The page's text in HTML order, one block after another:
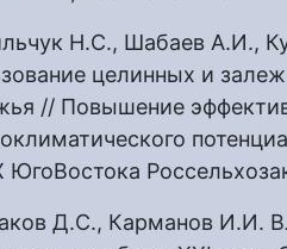
Н.С., Шабаев А.И.,
целинных и
// Повышение
Д.С., Карманов И.И.